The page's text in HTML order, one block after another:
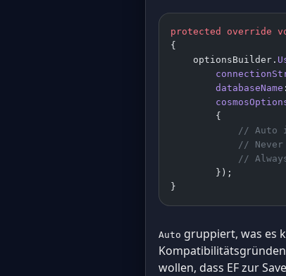
protected override
{
    optionsBuilder.
        databaseName
        {
// Auto
//
//
        });
}
Auto gruppiert, was es
wollen, dass EF zur